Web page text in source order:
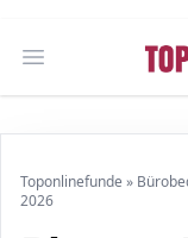
Open main menu
Toponlinefunde »
2026